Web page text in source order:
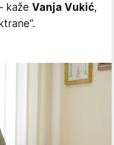
kaže Vanja Vukić,